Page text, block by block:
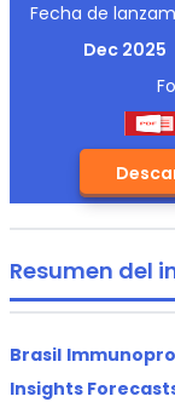
Fecha de
Dec 2025
Resumen del
Brasil
Insights